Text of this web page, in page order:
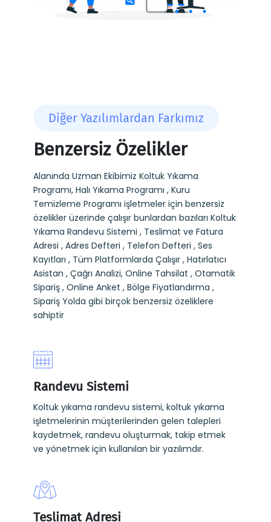
Diğer Yazılımlardan Farkımız
Benzersiz Özelikler
Alanında Uzman Ekibimiz Koltuk Yıkama
Programı, Halı Yıkama Programı , Kuru
Temizleme Programı işletmeler için benzersiz
özelikler üzerinde çalışır bunlardan bazıları Koltuk
Yıkama Randevu Sistemi , Teslimat ve Fatura
Adresi , Adres Defteri , Telefon Defteri , Ses
Kayıtları , Tüm Platformlarda Çalışır , Hatırlatıcı
Asistan , Çağrı Analizi, Online Tahsilat , Otamatik
Sipariş , Online Anket , Bölge Fiyatlandırma ,
Sipariş Yolda gibi birçok benzersiz özeliklere
sahiptir
Randevu Sistemi
Koltuk yıkama randevu sistemi, koltuk yıkama
işletmelerinin müşterilerinden gelen talepleri
kaydetmek, randevu oluşturmak, takip etmek
ve yönetmek için kullanılan bir yazılımdır.
Teslimat Adresi